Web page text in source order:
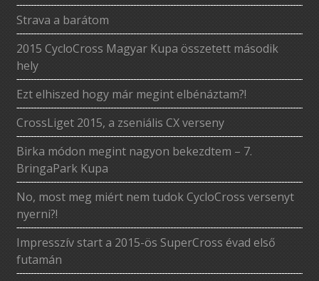
Strava a barátom
2015 CycloCross Magyar Kupa összetett második
hely
Ezt elhiszed hogy már megint elbénáztam?!
CrossLiget 2015, a zseniális CX verseny
Birka módon megint nagyon bekezdtem – 7.
BringaPark Kupa
No, most meg miért nem tudok CycloCross versenyt
nyerni?!
Impresszív start a 2015-ös SuperCross évad első
futamán